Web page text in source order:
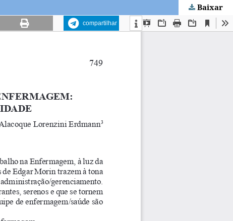
Baixar
compartilhar